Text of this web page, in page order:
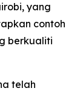
yang
contoh
berkualiti
telah